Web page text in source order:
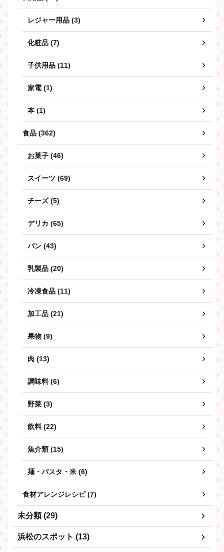
レジャー用品 (3)
化粧品 (7)
子供用品 (11)
家電 (1)
本 (1)
食品 (362)
お菓子 (46)
スイーツ (69)
チーズ (5)
デリカ (65)
パン (43)
乳製品 (20)
冷凍食品 (11)
加工品 (21)
果物 (9)
肉 (13)
調味料 (6)
野菜 (3)
飲料 (22)
魚介類 (15)
麺・パスタ・米 (6)
食材アレンジレシピ (7)
未分類 (29)
浜松のスポット (13)